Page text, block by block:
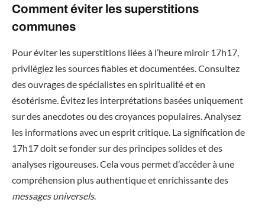
Comment éviter les superstitions
communes
Pour éviter les superstitions liées à l’heure miroir 17h17,
privilégiez les sources fiables et documentées. Consultez
des ouvrages de spécialistes en spiritualité et en
ésotérisme. Évitez les interprétations basées uniquement
sur des anecdotes ou des croyances populaires. Analysez
les informations avec un esprit critique. La signification de
17h17 doit se fonder sur des principes solides et des
analyses rigoureuses. Cela vous permet d’accéder à une
compréhension plus authentique et enrichissante des
messages universels.